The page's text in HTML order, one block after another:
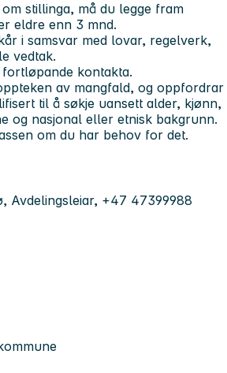
stillinga, må du legge fram
eldre enn 3 mnd.
i samsvar med lovar, regelverk,
vedtak.
kontakta.
av mangfald, og oppfordrar
til å søkje uansett alder, kjønn,
og nasjonal eller etnisk bakgrunn.
om du har behov for det.
Avdelingsleiar, +47 47399988